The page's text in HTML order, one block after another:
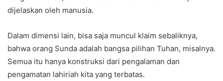
dijelaskan oleh manusia.
Dalam dimensi lain, bisa saja muncul klaim sebaliknya,
bahwa orang Sunda adalah bangsa pilihan Tuhan, misalnya.
Semua itu hanya konstruksi dari pengalaman dan
pengamatan lahiriah kita yang terbatas.